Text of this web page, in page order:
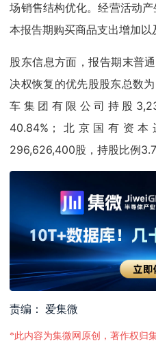
场销售结构优化。经营活动
本报告期购买商品支出增加以
股东信息方面，报告期末普
决权恢复的优先股股东总数
车集团有限公司持股
40.84%；北京国有资
296,626,400股，持股比例
责编： 爱集微
*此内容为集微网原创，著作权归